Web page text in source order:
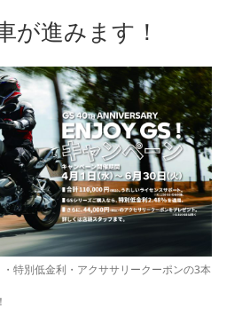
が進みます！
特別低金利・アクササリークーポンの3本